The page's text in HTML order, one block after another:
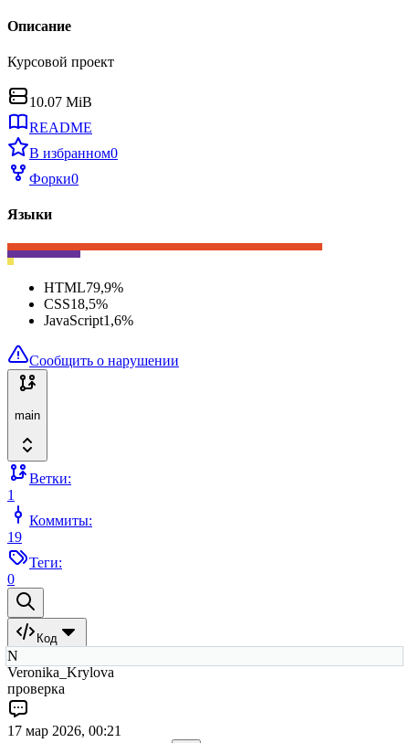
Описание
Курсовой проект
10.07 MiB
README
В избранном0
Форки0
Языки
HTML79,9%
CSS18,5%
JavaScript1,6%
Сообщить о нарушении
main
Ветки:
1
Коммиты:
19
Теги:
0
Код
N
Veronika_Krylova
проверка
17 мар 2026, 00:21